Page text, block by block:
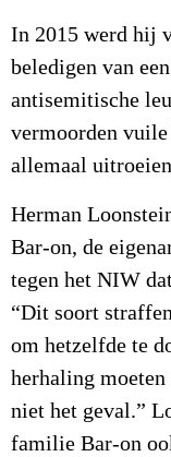
In 2015 werd hij
beledigen van
antisemitische
vermoorden
allemaal
Herman
Bar-on, de
tegen het NIW
“Dit soort
om hetzelfde te
herhaling
niet het geval.”
familie Bar-on